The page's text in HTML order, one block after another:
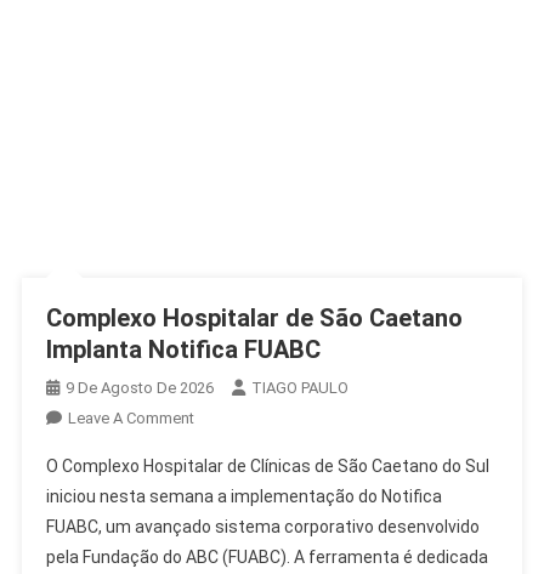
Complexo Hospitalar de São Caetano
Implanta Notifica FUABC
9 De Agosto De 2026
TIAGO PAULO
Leave A CommentOn
Hospitalar
De
São
Caetano
O Complexo Hospitalar de Clínicas de São Caetano do Sul
iniciou nesta semana a implementação do Notifica
FUABC, um avançado sistema corporativo desenvolvido
pela Fundação do ABC (FUABC). A ferramenta é dedicada